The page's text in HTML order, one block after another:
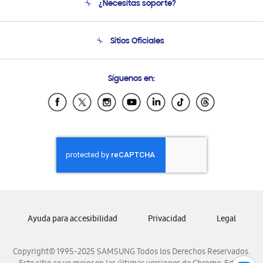
Soporte
Condiciones de Compra
¿Necesitas soporte?
Soporte vía eMail
Sitios Oficiales
Samsung Ecuador
Samsung El Salvador
Samsung Honduras
Samsung Nicaragua
Samsung Panamá
Samsung Venezuela
Síguenos en:
Copyright© 1995-2025 SAMSUNG Todos los Derechos Reservados.
Ayuda para accesibilidad Privacidad Legal